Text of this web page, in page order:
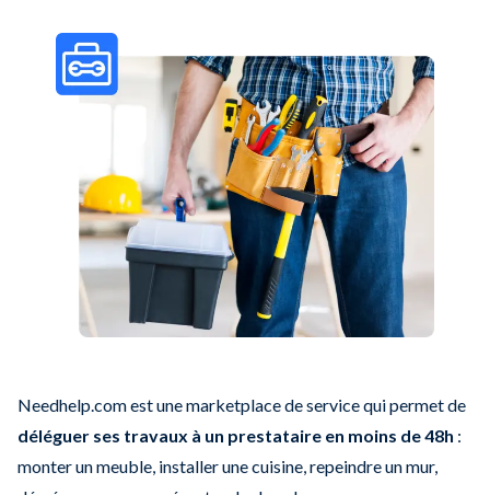
Needhelp.com est une marketplace de service qui permet de
déléguer ses travaux à un prestataire en moins de 48h :
monter un meuble, installer une cuisine, repeindre un mur,